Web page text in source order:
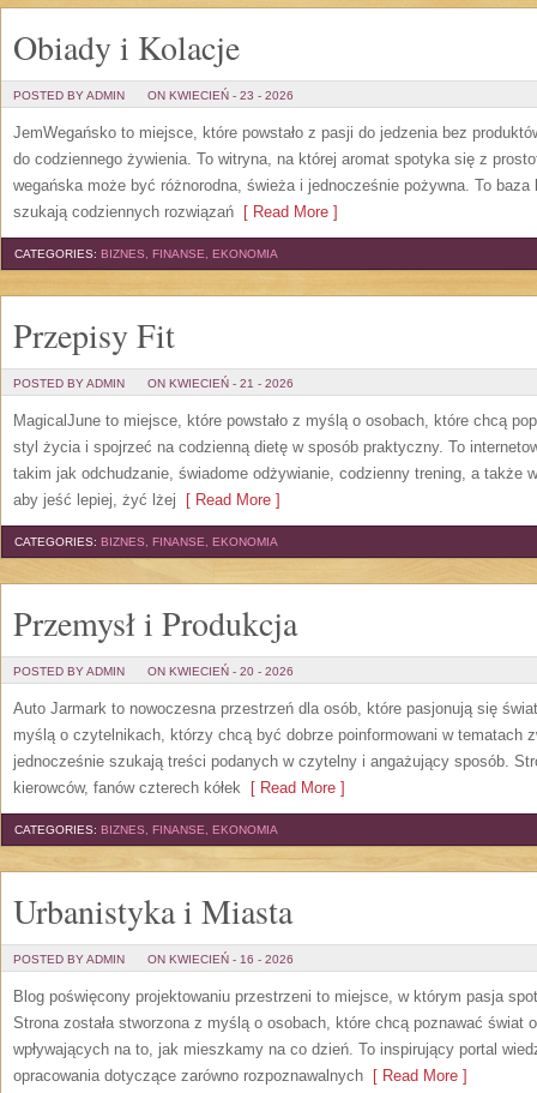
Obiady i Kolacje
POSTED BY ADMIN ON KWIECIEŃ - 23 - 2026
JemWegańsko to miejsce, które powstało z pasji do jedzenia bez
do codziennego żywienia. To witryna, na której aromat spotyka się z
wegańska może być różnorodna, świeża i jednocześnie pożywna. To
szukają codziennych rozwiązań [ Read More ]
CATEGORIES: BIZNES, FINANSE, EKONOMIA
Przepisy Fit
POSTED BY ADMIN ON KWIECIEŃ - 21 - 2026
MagicalJune to miejsce, które powstało z myślą o osobach, które chcą
styl życia i spojrzeć na codzienną dietę w sposób praktyczny. To
takim jak odchudzanie, świadome odżywianie, codzienny trening, a także
aby jeść lepiej, żyć lżej [ Read More ]
CATEGORIES: BIZNES, FINANSE, EKONOMIA
Przemysł i Produkcja
POSTED BY ADMIN ON KWIECIEŃ - 20 - 2026
Auto Jarmark to nowoczesna przestrzeń dla osób, które pasjonują się
myślą o czytelnikach, którzy chcą być dobrze poinformowani w tematach
jednocześnie szukają treści podanych w czytelny i angażujący sposób.
kierowców, fanów czterech kółek [ Read More ]
CATEGORIES: BIZNES, FINANSE, EKONOMIA
Urbanistyka i Miasta
POSTED BY ADMIN ON KWIECIEŃ - 16 - 2026
Blog poświęcony projektowaniu przestrzeni to miejsce, w którym pasja
Strona została stworzona z myślą o osobach, które chcą poznawać świat
wpływających na to, jak mieszkamy na co dzień. To inspirujący portal
opracowania dotyczące zarówno rozpoznawalnych [ Read More ]